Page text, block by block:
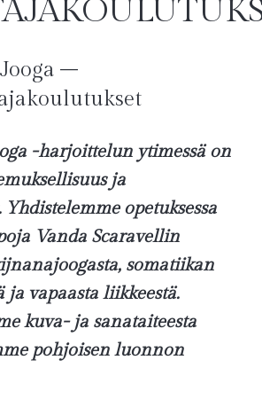
–
-harjoittelun ytimessä on
ja
opetuksessa
Vanda Scaravellin
somatiikan
ja vapaasta liikkeestä.
kuva- ja sanataiteesta
pohjoisen luonnon